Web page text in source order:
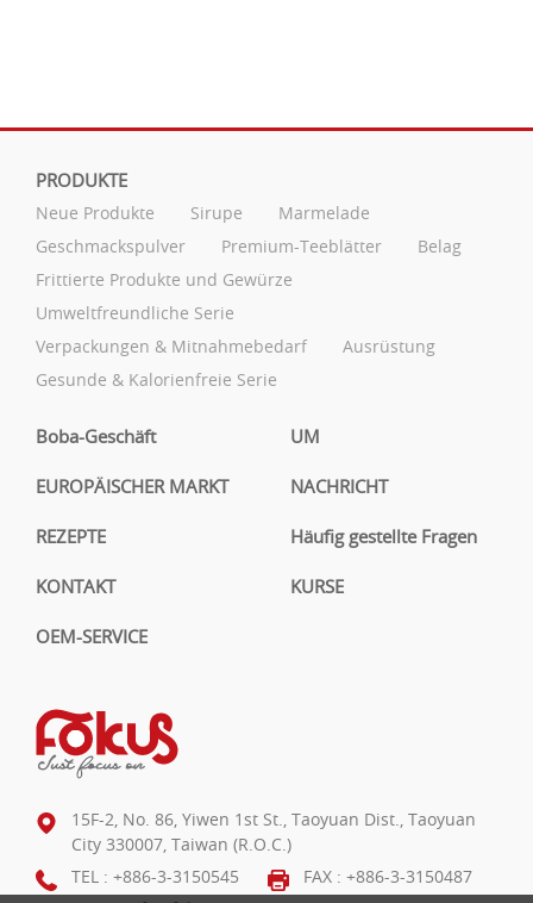
PRODUKTE
Neue Produkte Sirupe
Marmelade
Geschmackspulver
Premium-Teeblätter
Belag
Frittierte Produkte und Gewürze
Umweltfreundliche Serie
Verpackungen & Mitnahmebedarf
Ausrüstung
Gesunde & Kalorienfreie Serie
Boba-Geschäft UM
EUROPÄISCHER MARKT NACHRICHT
REZEPTE Häufig gestellte Fragen
KONTAKT KURSE
OEM-SERVICE
15F-2, No. 86, Yiwen 1st St., Taoyuan Dist., Taoyuan
City 330007, Taiwan (R.O.C.)
TEL : +886-3-3150545
FAX : +886-3-3150487